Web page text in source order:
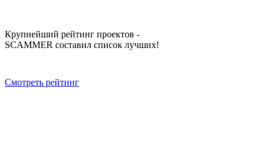
Крупнейший рейтинг проектов -
SCAMMER составил список лучших!
Смотреть рейтинг